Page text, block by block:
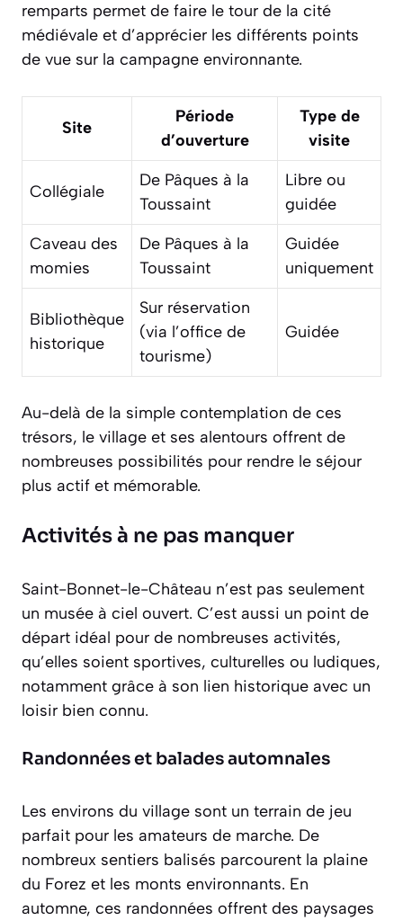
remparts permet de faire le tour de la cité
médiévale et d’apprécier les différents points
de vue sur la campagne environnante.
Site
Période
d’ouverture
Type de
visite
Collégiale
De Pâques à la
Toussaint
Libre ou
guidée
Caveau des
momies
De Pâques à la
Toussaint
Guidée
uniquement
Bibliothèque
historique
Sur réservation
(via l’office de
tourisme)
Guidée
Au-delà de la simple contemplation de ces
trésors, le village et ses alentours offrent de
nombreuses possibilités pour rendre le séjour
plus actif et mémorable.
Activités à ne pas manquer
Saint-Bonnet-le-Château n’est pas seulement
un musée à ciel ouvert. C’est aussi un point de
départ idéal pour de nombreuses activités,
qu’elles soient sportives, culturelles ou ludiques,
notamment grâce à son lien historique avec un
loisir bien connu.
Randonnées et balades automnales
Les environs du village sont un terrain de jeu
parfait pour les amateurs de marche. De
nombreux sentiers balisés parcourent la plaine
du Forez et les monts environnants. En
automne, ces randonnées offrent des paysages